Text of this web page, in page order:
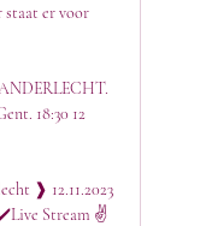
staat er voor
18:30 12
❱ 12.11.2023
✔️Live Stream ✌